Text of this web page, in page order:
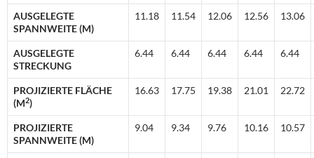
AUSGELEGTE
SPANNWEITE (M)
11.18 11.54 12.06 12.56 13.06
AUSGELEGTE
STRECKUNG
6.44 6.44 6.44 6.44 6.44
PROJIZIERTE FLÄCHE
(M2)
16.63 17.75 19.38 21.01 22.72
PROJIZIERTE
SPANNWEITE (M)
9.04 9.34 9.76 10.16 10.57